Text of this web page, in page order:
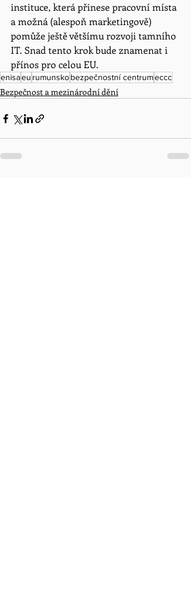
instituce, která přinese pracovní místa
a možná (alespoň marketingově)
pomůže ještě většímu rozvoji tamního
IT. Snad tento krok bude znamenat i
přínos pro celou EU.
enisaeu rumunskobezpečnostní centrumeccc
Bezpečnost a mezinárodní dění